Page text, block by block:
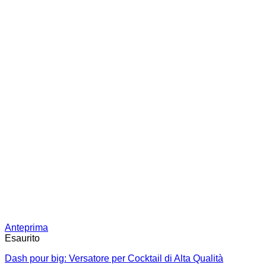
Anteprima
Esaurito
Dash pour big: Versatore per Cocktail di Alta Qualità